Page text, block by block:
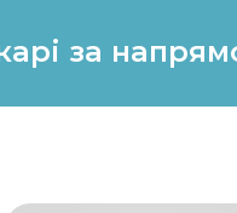
за